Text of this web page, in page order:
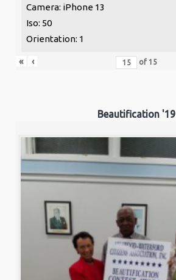
Camera: iPhone 13
Iso: 50
Orientation: 1
« ‹ of 15
Beautification '19